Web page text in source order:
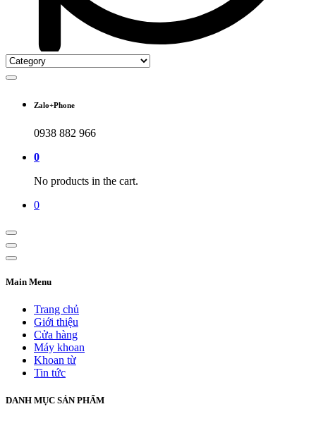
Zalo+Phone
0938 882 966
0
No products in the cart.
0
Main Menu
Trang chủ
Giới thiệu
Cửa hàng
Máy khoan
Khoan từ
Tin tức
DANH MỤC SẢN PHẨM